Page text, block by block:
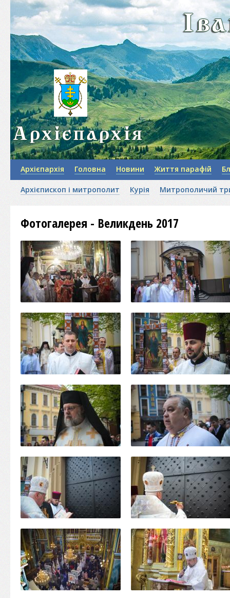
Архієпархія Головна Новини Життя парафій
Архієпископ і митрополит Курія Митрополичий
Фотогалерея - Великдень 2017